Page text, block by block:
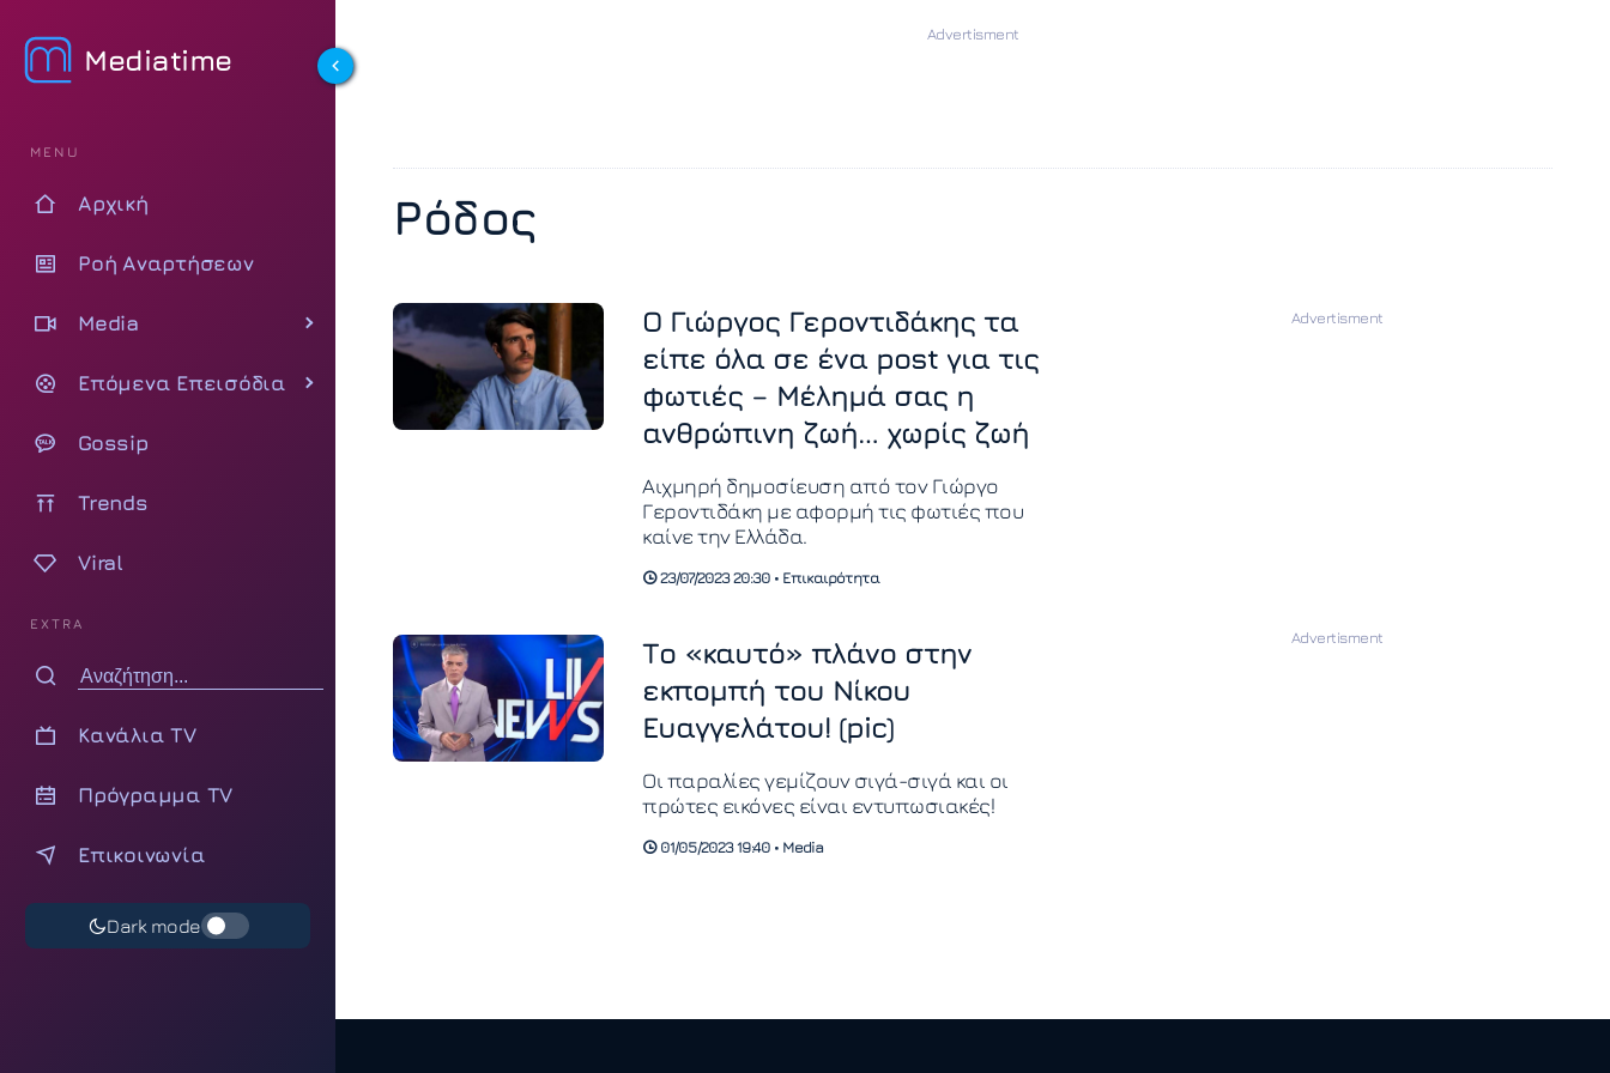
Mediatime
MENU
Αρχική
Ροή Αναρτήσεων
Media
Επόμενα Επεισόδια
Gossip
Trends
Viral
EXTRA
Κανάλια TV
Πρόγραμμα TV
Επικοινωνία
Dark mode
Ρόδος
Ο Γιώργος Γεροντιδάκης τα
είπε όλα σε ένα post για τις
φωτιές – Μέλημά σας η
ανθρώπινη ζωή… χωρίς ζωή
Αιχμηρή δημοσίευση από τον Γιώργο
Γεροντιδάκη με αφορμή τις φωτιές που
καίνε την Ελλάδα.
23/07/2023 20:30 • Επικαιρότητα
Το «καυτό» πλάνο στην
εκπομπή του Νίκου
Ευαγγελάτου! (pic)
Οι παραλίες γεμίζουν σιγά-σιγά και οι
πρώτες εικόνες είναι εντυπωσιακές!
01/05/2023 19:40 • Media